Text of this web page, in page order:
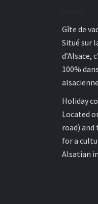
Gîte de
Situé sur
d’Alsace,
100%
Holiday
Located
road) and
for a
Alsatian